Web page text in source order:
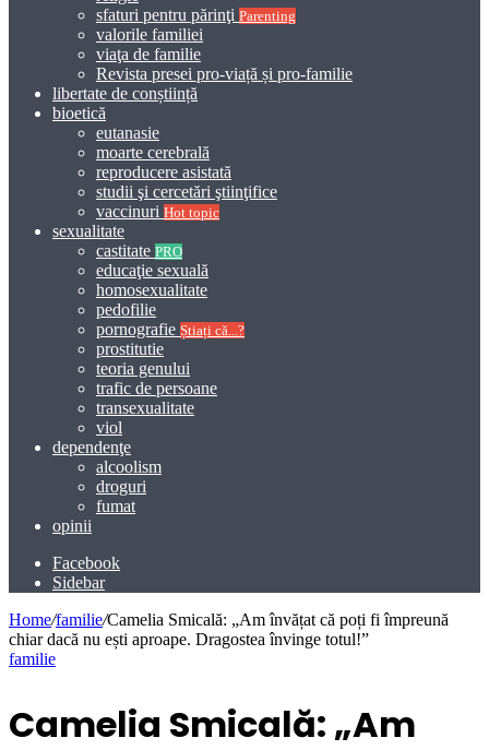
sfaturi pentru părinţi Parenting
valorile familiei
viaţa de familie
Revista presei pro-viață și pro-familie
libertate de conștiință
bioetică
eutanasie
moarte cerebrală
reproducere asistată
studii şi cercetări ştiinţifice
vaccinuri Hot topic
sexualitate
castitate PRO
educaţie sexuală
homosexualitate
pedofilie
pornografie Știați că...?
prostitutie
teoria genului
trafic de persoane
transexualitate
viol
dependenţe
alcoolism
droguri
fumat
opinii
Facebook
Sidebar
Home/familie/Camelia Smicală: „Am învățat că poți fi împreună
chiar dacă nu ești aproape. Dragostea învinge totul!”
familie
Camelia Smicală: „Am